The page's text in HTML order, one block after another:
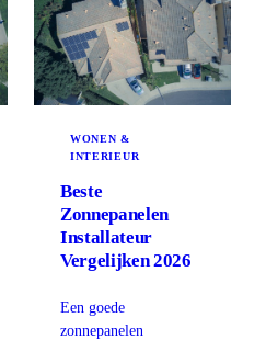
WONEN &
INTERIEUR
Beste
Zonnepanelen
Installateur
Vergelijken 2026
Een goede
zonnepanelen